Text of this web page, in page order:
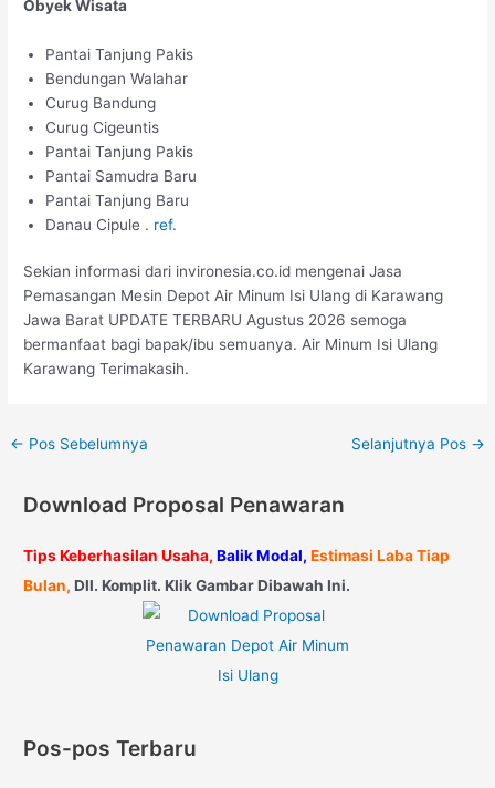
Obyek Wisata
Pantai Tanjung Pakis
Bendungan Walahar
Curug Bandung
Curug Cigeuntis
Pantai Tanjung Pakis
Pantai Samudra Baru
Pantai Tanjung Baru
Danau Cipule . ref.
Sekian informasi dari invironesia.co.id mengenai Jasa
Pemasangan Mesin Depot Air Minum Isi Ulang di Karawang
Jawa Barat UPDATE TERBARU Agustus 2026 semoga
bermanfaat bagi bapak/ibu semuanya. Air Minum Isi Ulang
Karawang Terimakasih.
← Pos Sebelumnya Selanjutnya Pos →
Download Proposal Penawaran
Tips Keberhasilan Usaha, Balik Modal, Estimasi Laba Tiap
Bulan, Dll. Komplit. Klik Gambar Dibawah Ini.
Pos-pos Terbaru